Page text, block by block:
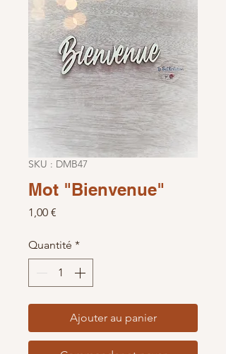
SKU : DMB47
Mot "Bienvenue"
1,00 €
Quantité *
Ajouter au panier